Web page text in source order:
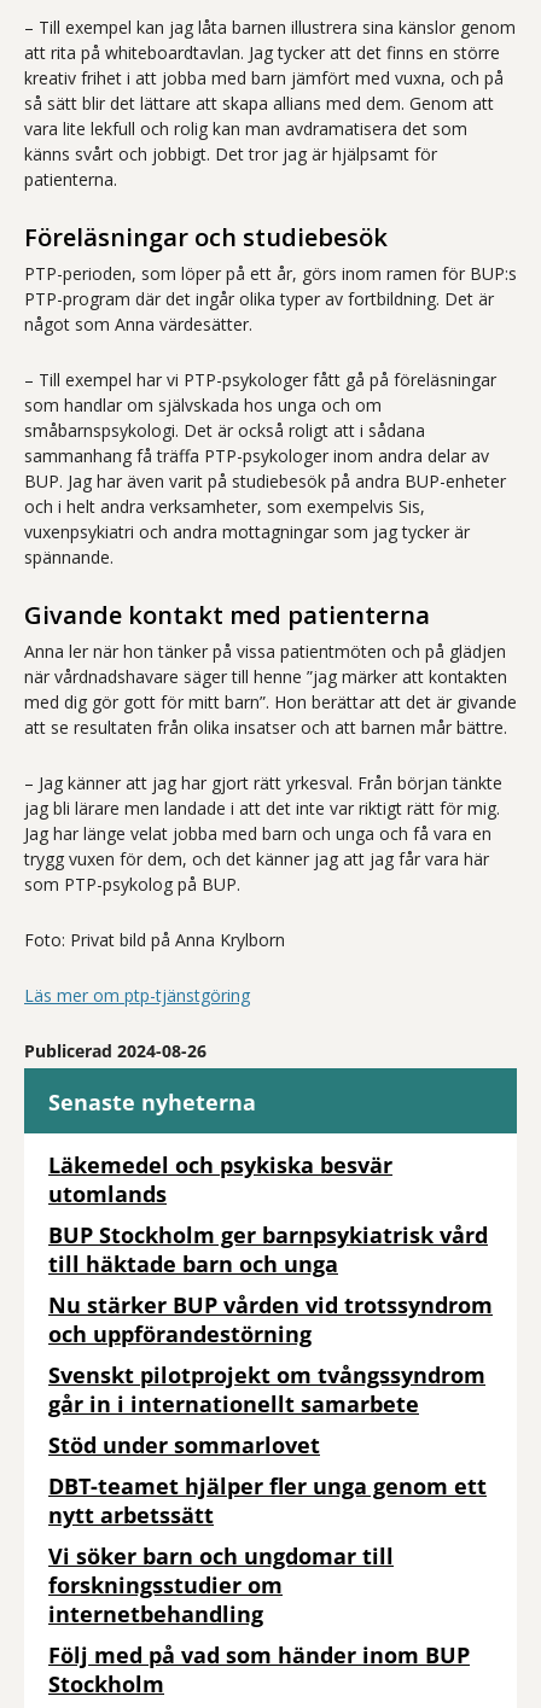
– Till exempel kan jag låta barnen illustrera sina känslor genom
att rita på whiteboardtavlan. Jag tycker att det finns en större
kreativ frihet i att jobba med barn jämfört med vuxna, och på
så sätt blir det lättare att skapa allians med dem. Genom att
vara lite lekfull och rolig kan man avdramatisera det som
känns svårt och jobbigt. Det tror jag är hjälpsamt för
patienterna.
Föreläsningar och studiebesök
PTP-perioden, som löper på ett år, görs inom ramen för BUP:s
PTP-program där det ingår olika typer av fortbildning. Det är
något som Anna värdesätter.
– Till exempel har vi PTP-psykologer fått gå på föreläsningar
som handlar om självskada hos unga och om
småbarnspsykologi. Det är också roligt att i sådana
sammanhang få träffa PTP-psykologer inom andra delar av
BUP. Jag har även varit på studiebesök på andra BUP-enheter
och i helt andra verksamheter, som exempelvis Sis,
vuxenpsykiatri och andra mottagningar som jag tycker är
spännande.
Givande kontakt med patienterna
Anna ler när hon tänker på vissa patientmöten och på glädjen
när vårdnadshavare säger till henne ”jag märker att kontakten
med dig gör gott för mitt barn”. Hon berättar att det är givande
att se resultaten från olika insatser och att barnen mår bättre.
– Jag känner att jag har gjort rätt yrkesval. Från början tänkte
jag bli lärare men landade i att det inte var riktigt rätt för mig.
Jag har länge velat jobba med barn och unga och få vara en
trygg vuxen för dem, och det känner jag att jag får vara här
som PTP-psykolog på BUP.
Foto: Privat bild på Anna Krylborn
Läs mer om ptp-tjänstgöring
Publicerad 2024-08-26
Senaste nyheterna
Läkemedel och psykiska besvär
utomlands
BUP Stockholm ger barnpsykiatrisk vård
till häktade barn och unga
Nu stärker BUP vården vid trotssyndrom
och uppförandestörning
Svenskt pilotprojekt om tvångssyndrom
går in i internationellt samarbete
Stöd under sommarlovet
DBT-teamet hjälper fler unga genom ett
nytt arbetssätt
Vi söker barn och ungdomar till
forskningsstudier om
internetbehandling
Följ med på vad som händer inom BUP
Stockholm